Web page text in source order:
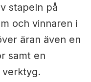
stapeln på
och vinnaren i
äran även en
samt en
verktyg.